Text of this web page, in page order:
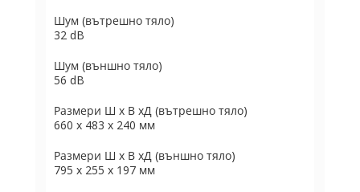
Шум (вътрешно тяло)
32 dB
Шум (външно тяло)
56 dB
Размери Ш х В хД (вътрешно тяло)
660 x 483 x 240 мм
Размери Ш х В хД (външно тяло)
795 x 255 x 197 мм